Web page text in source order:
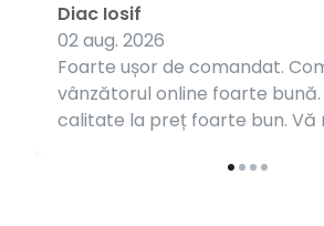
Foarte ușor de comandat.
vânzătorul online foarte bună.
calitate la preț foarte bun. Vă
Diac Iosif
02 aug. 2026